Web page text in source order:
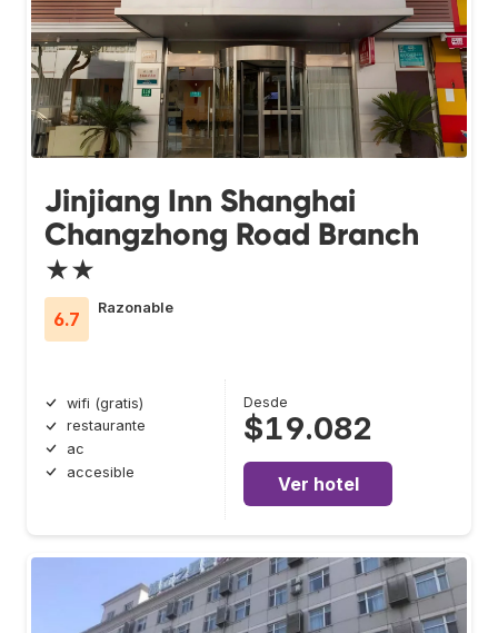
Jinjiang Inn Shanghai
Changzhong Road Branch
★★
6.7
Razonable
wifi (gratis)
restaurante
ac
accesible
Desde
$19.082
Ver hotel